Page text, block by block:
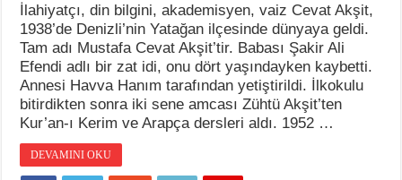
İlahiyatçı, din bilgini, akademisyen, vaiz Cevat Akşit,
1938’de Denizli’nin Yatağan ilçesinde dünyaya geldi.
Tam adı Mustafa Cevat Akşit’tir. Babası Şakir Ali
Efendi adlı bir zat idi, onu dört yaşındayken kaybetti.
Annesi Havva Hanım tarafından yetiştirildi. İlkokulu
bitirdikten sonra iki sene amcası Zühtü Akşit’ten
Kur’an-ı Kerim ve Arapça dersleri aldı. 1952 …
DEVAMINI OKU